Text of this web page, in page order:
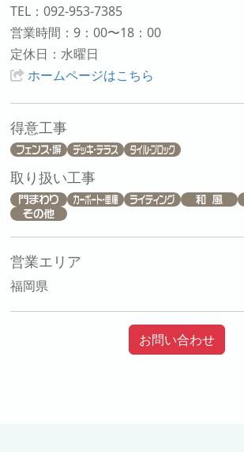
TEL：092-953-7385
営業時間：9：00〜18：00
定休日：水曜日
ホームページはこちら
得意工事
取り扱い工事
営業エリア
福岡県
お問い合わせ